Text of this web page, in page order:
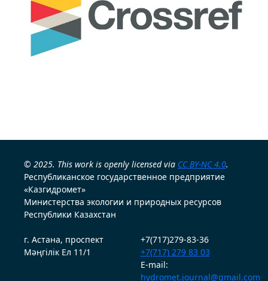
© 2025. This work is openly licensed via CC BY-NC 4.0.
Республиканское государственное предприятие
«Казгидромет»
Министерства экологии и природных ресурсов
Республики Казахстан
г. Астана, проспект
Мәңгілік Ел 11/1
+7(717)279-83-36
+7(717) 279 83 03
E-mail:
hydromet.journal@gmail.com